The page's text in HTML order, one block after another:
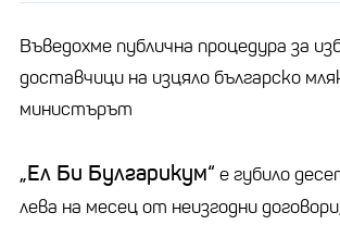
Въведохме публична процедура за
доставчици на изцяло българско
министърът
„Ел Би Булгарикум“ е губило
лева на месец от неизгодни